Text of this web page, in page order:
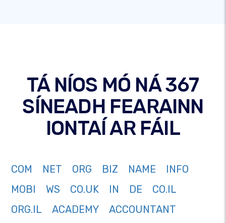
TÁ NÍOS MÓ NÁ 367
SÍNEADH FEARAINN
IONTAÍ AR FÁIL
COM NET ORG BIZ NAME
INFO
MOBI
WS CO.UK IN DE
CO.IL
ORG.IL
ACADEMY
ACCOUNTANT